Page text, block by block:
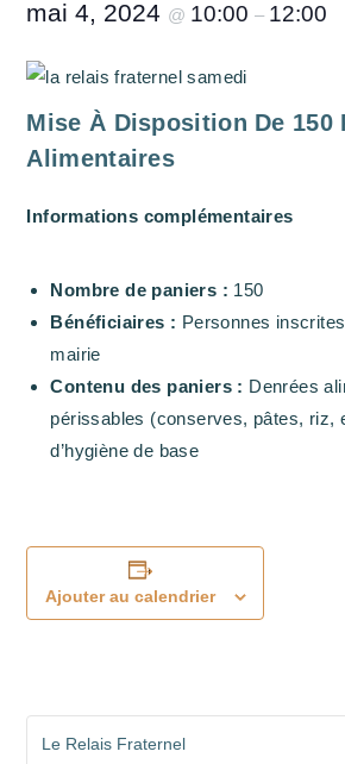
mai 4, 2024 @ 10:00– 12:00
Mise À Disposition De 150
Alimentaires
Informations complémentaires
Nombre de paniers : 150
Bénéficiaires : Personnes
mairie
Contenu des paniers : Denrées
périssables (conserves, pâtes, riz,
d’hygiène de base
Ajouter au calendrier
Le Relais Fraternel